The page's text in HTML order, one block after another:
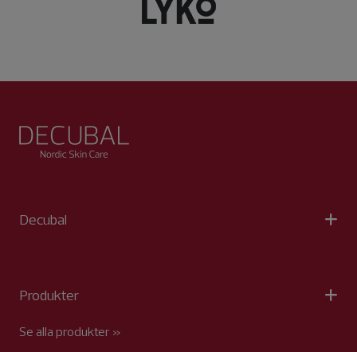
Decubal
Produkter
Se alla produkter »